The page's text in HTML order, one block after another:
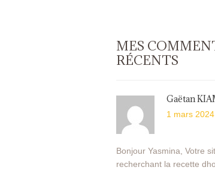
MES
RÉCENTS
Gaëtan
1 mars
Bonjour Yasmina, Votre
recherchant la recette